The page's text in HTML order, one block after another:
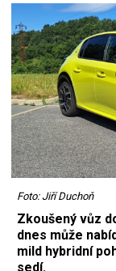
Foto: Jiří Duchoň
Zkoušený vůz
dnes může
mild hybridní
sedí.